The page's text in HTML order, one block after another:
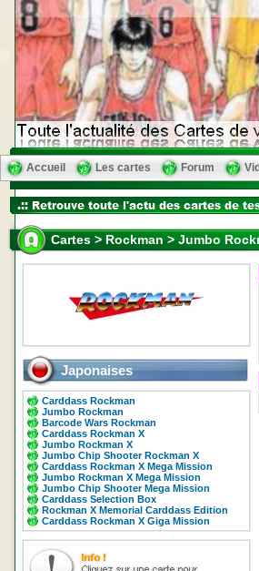
Accueil Les cartes Forum
Cartes > Rockman > Jumbo
Japonaises
Carddass Rockman
Jumbo Rockman
Barcode Wars Rockman
Carddass Rockman X
Jumbo Rockman X
Jumbo Chip Shooter Rockman X
Carddass Rockman X Mega Mission
Jumbo Rockman X Mega Mission
Jumbo Chip Shooter Mega Mission
Carddass Selection Box
Rockman X Memorial Carddass Edition
Carddass Rockman X Giga Mission